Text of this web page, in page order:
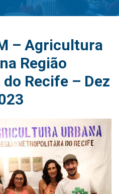
– Agricultura
Região
Recife – Dez